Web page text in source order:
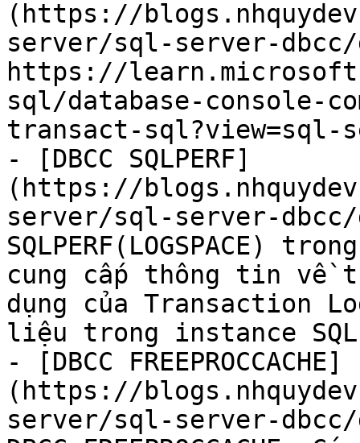
(https://
server/sql-server-
https://
sql/database-console-
transact-sql?view=sql-
- [DBCC SQLPERF]
(https://
server/sql-server-dbcc/
SQLPERF(LOGSPACE)
cung cấp thông tin về
dụng của Transaction
liệu trong instance
- [DBCC FREEPROCCACHE]
(https://
server/sql-server-dbcc/